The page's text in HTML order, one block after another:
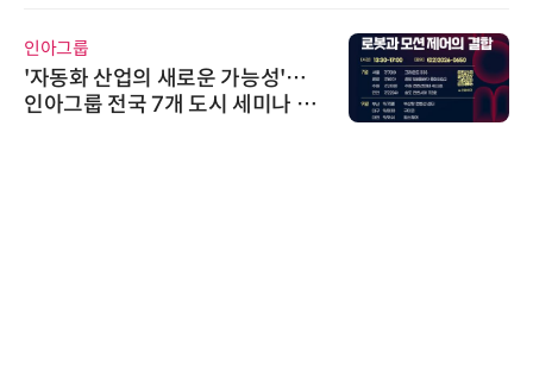
인아그룹
'자동화 산업의 새로운 가능성'…
인아그룹 전국 7개 도시 세미나 페